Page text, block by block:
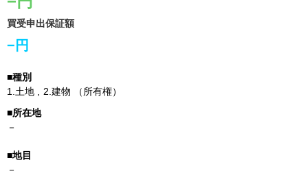
買受申出保証額
−円
1. 土地 2. 建物 （所有権）
－
－